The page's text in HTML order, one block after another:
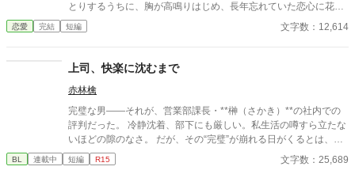
とりするうちに、胸が高鳴りはじめ、長年忘れていた恋心に花が
咲く。 そんな還暦女性と二十代の青年の恋模様。 その後、結婚、
そして永遠の別れまでを描いたストーリーです。 全7話
恋愛 完結 短編 文字数：12,614
上司、快楽に沈むまで
赤林檎
完璧な男――それが、営業部課長・**榊（さかき）**の社内での
評判だった。 冷静沈着、部下にも厳しい。私生活の噂すら立たな
いほどの隙のなさ。 だが、その“完璧”が崩れる日がくるとは、誰
も想像していなかった。 入社三年目の篠原は、榊の直属の部下。
真面目だが強気で、どこか挑発的な笑みを浮かべる青年。 ある
BL 連載中 短編 R15 文字数：25,689